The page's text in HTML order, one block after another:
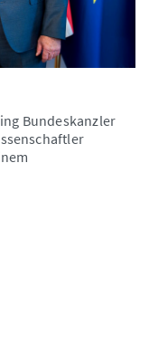
Bundeskanzler